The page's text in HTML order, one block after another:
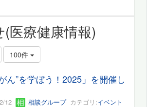
医療健康情報)
100件
ん”を学ぼう！2025」を開催し
12 相談グループカテゴリ:イベント